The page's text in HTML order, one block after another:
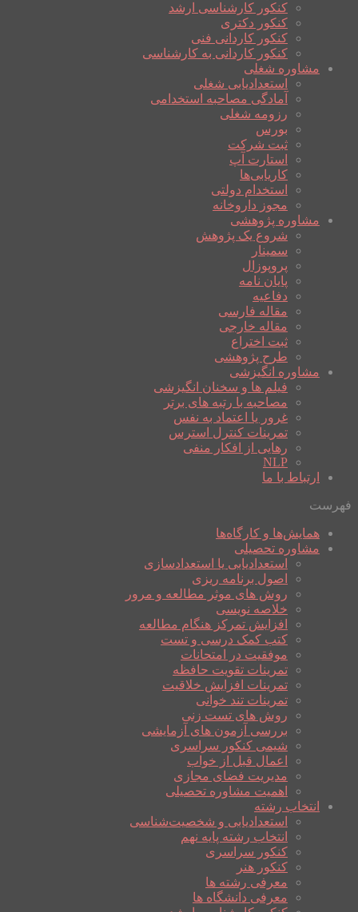
کنکور کارشناسی ارشد
کنکور دکتری
کنکور کاردانی فنی
کنکور کاردانی به کارشناسی
مشاوره شغلی
استعدادیابی شغلی
آمادگی مصاحبه استخدامی
رزومه شغلی
بورس
ثبت شرکت
استارت آپ
کاریابی‌ها
استخدام دولتی
مجوز داروخانه
مشاوره پژوهشی
شروع یک پژوهش
سمینار
پروپوزال
پایان نامه
دفاعیه
مقاله فارسی
مقاله خارجی
ثبت اختراع
طرح پژوهشی
مشاوره انگیزشی
فیلم ها و سخنان انگیزشی
مصاحبه با رتبه های برتر
غرور یا اعتماد به نفس
تمرینات کنترل استرس
رهایی از افکار منفی
NLP
ارتباط با ما
فهرست
همایش‌ها و کارگاه‌ها
مشاوره تحصیلی
استعدادیابی یا استعدادسازی
اصول برنامه ریزی
روش های موثر مطالعه و مرور
خلاصه نویسی
افزایش تمرکز هنگام مطالعه
کتب کمک درسی و تست
موفقیت در امتحانات
تمرینات تقویت حافظه
تمرینات افزایش خلاقیت
تمرینات تند خوانی
روش های تست زنی
بررسی آزمون های آزمایشی
شیمی کنکور سراسری
اعمال قبل از خواب
مدیریت فضای مجازی
اهمیت مشاوره تحصیلی
انتخاب رشته
استعدادیابی و شخصیت‌شناسی
انتخاب رشته پایه نهم
کنکور سراسری
کنکور هنر
معرفی رشته ها
معرفی دانشگاه ها